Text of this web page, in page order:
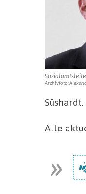
Archivfoto:
Süshardt.
Alle